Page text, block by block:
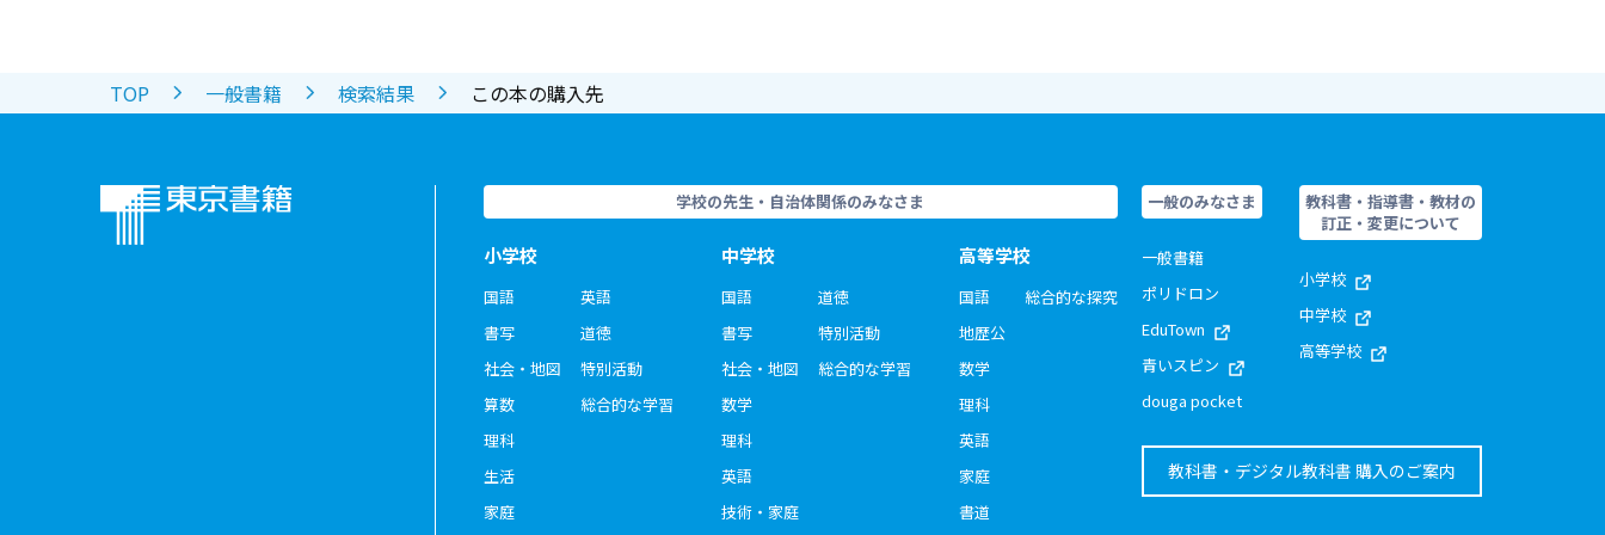
TOP 一般書籍 検索結果 この本の購入先
学校の先生・自治体関係のみなさま
小学校
国語
書写
社会・地図
算数
理科
生活
家庭
英語
道徳
特別活動
総合的な学習
中学校
国語
書写
社会・地図
数学
理科
英語
技術・家庭
道徳
特別活動
総合的な学習
高等学校
国語
地歴公
数学
理科
英語
家庭
書道
総合的な探究
一般のみなさま
一般書籍
ポリドロン
EduTown
青いスピン
douga pocket
教科書・指導書・教材の
訂正・変更について
小学校
中学校
高等学校
教科書・デジタル教科書 購入のご案内